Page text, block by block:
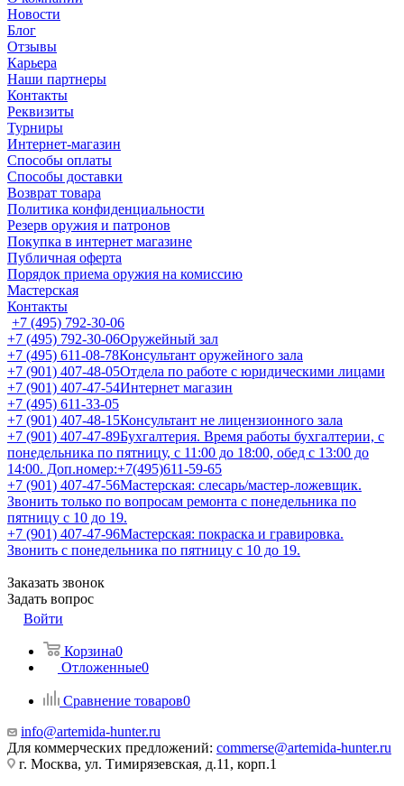
Новости
Блог
Отзывы
Карьера
Наши партнеры
Контакты
Реквизиты
Турниры
Интернет-магазин
Способы оплаты
Способы доставки
Возврат товара
Политика конфиденциальности
Резерв оружия и патронов
Покупка в интернет магазине
Публичная оферта
Порядок приема оружия на комиссию
Мастерская
Контакты
+7 (495) 792-30-06
+7 (495) 792-30-06Оружейный зал
+7 (495) 611-08-78Консультант оружейного зала
+7 (901) 407-48-05Отдела по работе с юридическими лицами
+7 (901) 407-47-54Интернет магазин
+7 (495) 611-33-05
+7 (901) 407-48-15Консультант не лицензионного зала
+7 (901) 407-47-89Бухгалтерия. Время работы бухгалтерии, с
понедельника по пятницу, с 11:00 до 18:00, обед с 13:00 до
14:00. Доп.номер:+7(495)611-59-65
+7 (901) 407-47-56Мастерская: слесарь/мастер-ложевщик.
Звонить только по вопросам ремонта с понедельника по
пятницу с 10 до 19.
+7 (901) 407-47-96Мастерская: покраска и гравировка.
Звонить с понедельника по пятницу с 10 до 19.
Заказать звонок
Задать вопрос
Войти
Корзина0
Отложенные0
Сравнение товаров0
info@artemida-hunter.ru
Для коммерческих предложений: commerse@artemida-hunter.ru
г. Москва, ул. Тимирязевская, д.11, корп.1